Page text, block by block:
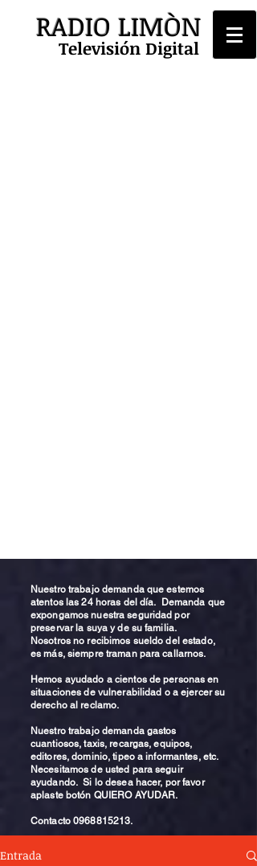
RADIO LIMÒN
Televisión Digital
Nuestro trabajo demanda que estemos
atentos las 24 horas del día. Demanda que
expongamos nuestra seguridad por
preservar la suya y de su familia.
Nosotros no recibimos sueldo del estado,
es más, siempre traman para callarnos.
Hemos ayudado a cientos de personas en
situaciones de vulnerabilidad o a ejercer su
derecho al reclamo.
Nuestro trabajo demanda gastos
cuantiosos, taxis, recargas, equipos,
editores, dominio, tipeo a informantes, etc.
Necesitamos de usted para seguir
ayudando. Si lo desea hacer, por favor
aplaste botón QUIERO AYUDAR.
Contacto0968815213.
Entrada